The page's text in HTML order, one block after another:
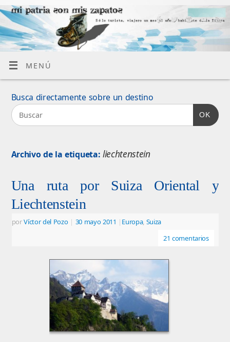
MENÚ
Busca directamente sobre un destino
OK
Archivo de la etiqueta: liechtenstein
Una ruta por Suiza Oriental y
Liechtenstein
porVíctor del Pozo | 30 mayo 2011 | Europa, Suiza
21 comentarios